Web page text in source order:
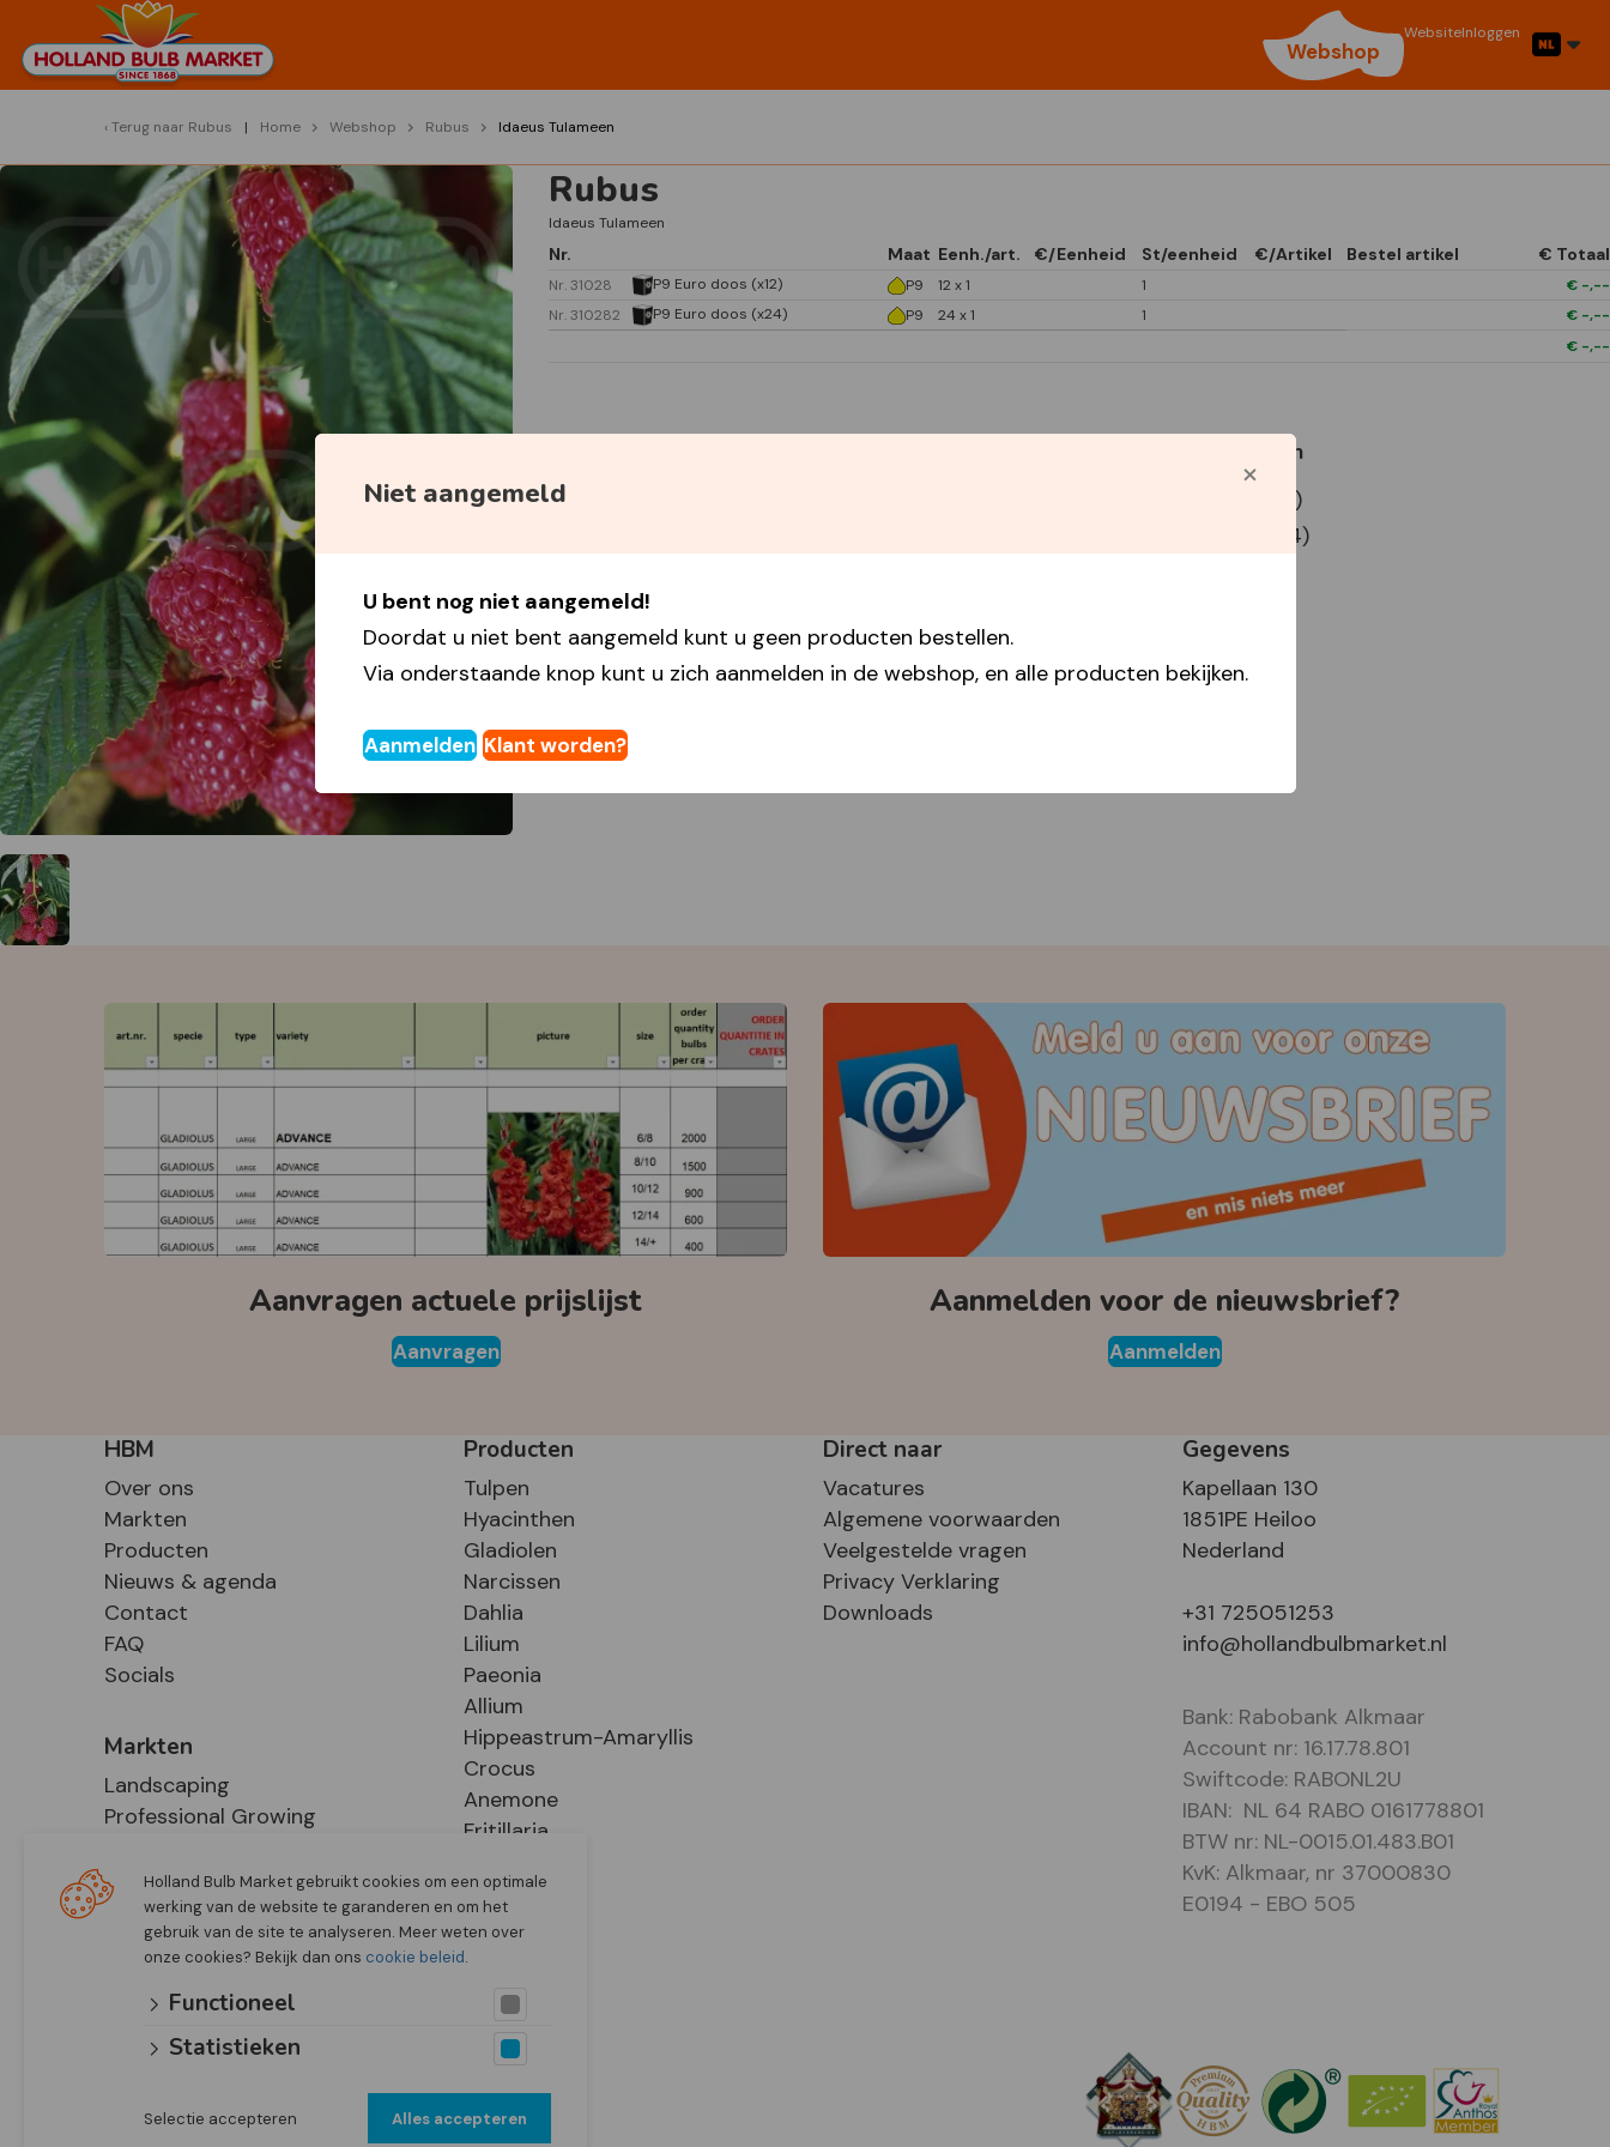
Webshop
WebsiteInloggen
Niet aangemeld
U bent nog niet aangemeld!
Doordat u niet bent aangemeld kunt u geen producten bestellen.
Via onderstaande knop kunt u zich aanmelden in de webshop, en alle producten bekijken.
Aanmelden Klant worden?
Terug naar Rubus Home Webshop Rubus Idaeus Tulameen
Rubus
Idaeus Tulameen
Nr. Maat Eenh./art. €/Eenheid St/eenheid €/Artikel Bestel artikel € Totaal
Nr. 31028 P9 Euro doos (x12) P9 12 x 1 1 € -,--
Nr. 310282
P9 Euro doos (x24) P9 24 x 1 1 € -,--
€ -,--
Gebruikte symbolen
P9 Euro doos (x12)
P9 Euro doos (x24)
Aanvragen actuele prijslijst
Aanvragen
Aanmelden voor de nieuwsbrief?
Aanmelden
HBM
Over ons
Markten
Producten
Nieuws & agenda
Contact
FAQ
Socials
Markten
Landscaping
Professional Growing
Retail
Producten
Tulpen
Hyacinthen
Gladiolen
Narcissen
Dahlia
Lilium
Paeonia
Allium
Hippeastrum-Amaryllis
Crocus
Anemone
Fritillaria
Direct naar
Vacatures
Algemene voorwaarden
Veelgestelde vragen
Privacy Verklaring
Downloads
Gegevens
Kapellaan 130
1851PE Heiloo
Nederland
+31 725051253
info@hollandbulbmarket.nl
Bank: Rabobank Alkmaar
Account nr: 16.17.78.801
Swiftcode: RABONL2U
IBAN: NL 64 RABO 0161778801
BTW nr: NL-0015.01.483.B01
KvK: Alkmaar, nr 37000830
E0194 - EBO 505
Holland Bulb Market gebruikt cookies om een optimale
werking van de website te garanderen en om het
gebruik van de site te analyseren. Meer weten over
onze cookies? Bekijk dan ons cookie beleid.
Functioneel
Statistieken
Selectie accepteren Alles accepteren